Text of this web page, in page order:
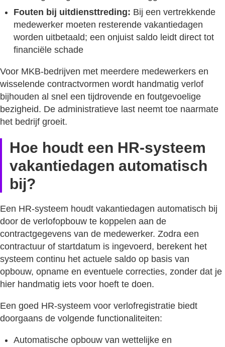
Fouten bij uitdiensttreding: Bij een vertrekkende
medewerker moeten resterende vakantiedagen
worden uitbetaald; een onjuist saldo leidt direct tot
financiële schade
Voor MKB-bedrijven met meerdere medewerkers en
wisselende contractvormen wordt handmatig verlof
bijhouden al snel een tijdrovende en foutgevoelige
bezigheid. De administratieve last neemt toe naarmate
het bedrijf groeit.
Hoe houdt een HR-systeem
vakantiedagen automatisch
bij?
Een HR-systeem houdt vakantiedagen automatisch bij
door de verlofopbouw te koppelen aan de
contractgegevens van de medewerker. Zodra een
contractuur of startdatum is ingevoerd, berekent het
systeem continu het actuele saldo op basis van
opbouw, opname en eventuele correcties, zonder dat je
hier handmatig iets voor hoeft te doen.
Een goed HR-systeem voor verlofregistratie biedt
doorgaans de volgende functionaliteiten:
Automatische opbouw van wettelijke en